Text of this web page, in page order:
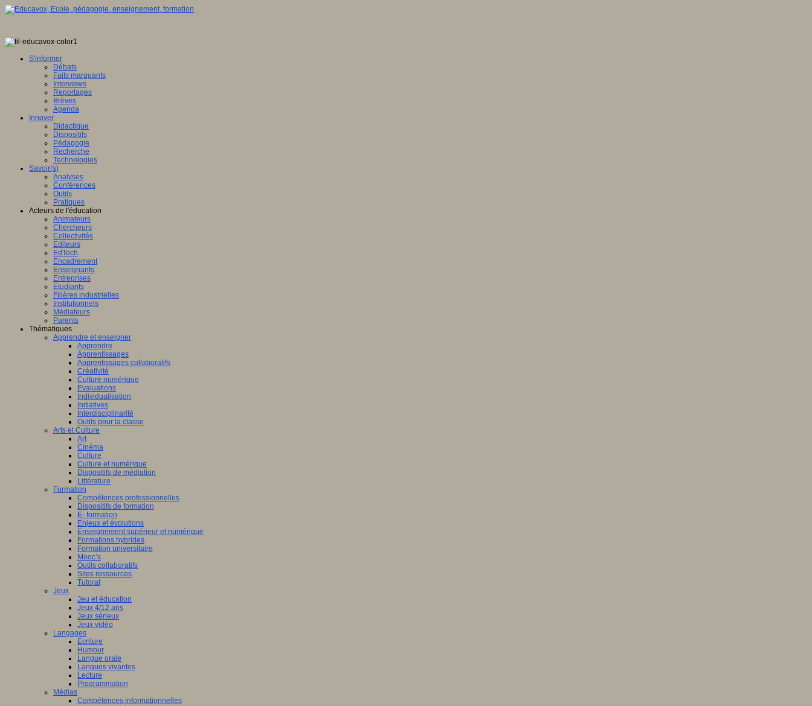
S'informer
Débats
Faits marquants
Interviews
Reportages
Brèves
Agenda
Innover
Didactique
Dispositifs
Pédagogie
Recherche
Technologies
Savoir(s)
Analyses
Conférences
Outils
Pratiques
Acteurs de l'éducation
Animateurs
Chercheurs
Collectivités
Editeurs
EdTech
Encadrement
Enseignants
Entreprises
Etudiants
Filières industrielles
Institutionnels
Médiateurs
Parents
Thématiques
Apprendre et enseigner
Apprendre
Apprentissages
Apprentissages collaboratifs
Créativité
Culture numérique
Evaluations
Individualisation
Initiatives
Interdisciplinarité
Outils pour la classe
Arts et Culture
Art
Cinéma
Culture
Culture et numérique
Dispositifs de médiation
Littérature
Formation
Compétences professionnelles
Dispositifs de formation
E- formation
Enjeux et évolutions
Enseignement supérieur et numérique
Formations hybrides
Formation universitaire
Mooc’s
Outils collaboratifs
Sites ressources
Tutorat
Jeux
Jeu et éducation
Jeux 4/12 ans
Jeux sérieux
Jeux vidéo
Langages
Ecriture
Humour
Langue orale
Langues vivantes
Lecture
Programmation
Médias
Compétences informationnelles